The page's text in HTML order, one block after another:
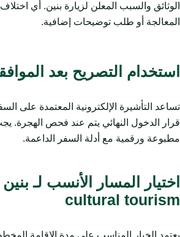
الوثائق والسبب المعلن لزيارة بنين. أي
المعالجة أو طلب توضيحات إضافية.
استخدام التصريح بعد
تساعد التأشيرة الإلكترونية المعتمدة على
قرار الدخول النهائي يتم عند فحص الهجرة.
مطبوعة ورقمية مع أدلة السفر الداعمة.
اختيار المسار الأنسب لـ
cultural tourism
يعتمد الخيار المناسب على مدة الإقامة